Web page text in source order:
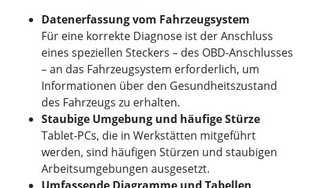
Datenerfassung vom Fahrzeugsystem
Für eine korrekte Diagnose ist der Anschluss
eines speziellen Steckers – des OBD-Anschlusses
– an das Fahrzeugsystem erforderlich, um
Informationen über den Gesundheitszustand
des Fahrzeugs zu erhalten.
Staubige Umgebung und häufige Stürze
Tablet-PCs, die in Werkstätten mitgeführt
werden, sind häufigen Stürzen und staubigen
Arbeitsumgebungen ausgesetzt.